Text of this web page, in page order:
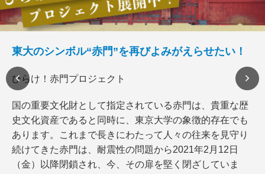
東大のシンボル“赤門”を再びよみがえらせたい！
ひらけ！赤門プロジェクト
国の重要文化財として指定されている赤門は、貴重な歴
史文化資産であると同時に、東京大学の象徴的存在でも
あります。これまで長きにわたって人々の往来を見守り
続けてきた赤門は、耐震性の問題から2021年2月12日
（金）以降閉鎖され、今、その扉を堅く閉ざしていま